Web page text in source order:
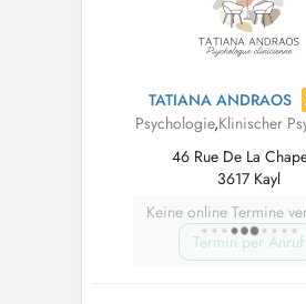
TATIANA ANDRAOS
Psychologie,Klinischer
46 Rue De La
3617 Kayl
Keine online Termine
Termin per Anruf